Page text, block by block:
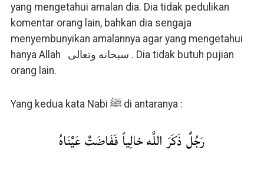
yang mengetahui amalan dia. Dia tidak pedulikan
komentar orang lain, bahkan dia sengaja
menyembunyikan amalannya agar yang mengetahui
hanya Allah سبحانه وتعالى . Dia tidak butuh pujian
orang lain.
Yang kedua kata Nabi ﷺ di antaranya :
رَجُلٌ ذَكَرَ اللَّه خالِياً فَفَاضَتْ عَيْنَاهُ